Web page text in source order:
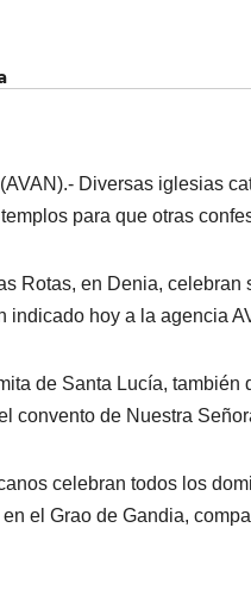
Diversas iglesias
para que otras
Rotas, en Denia,
indicado hoy a la agencia
de Santa Lucía,
convento de Nuestra
celebran todos los
el Grao de Gandia,